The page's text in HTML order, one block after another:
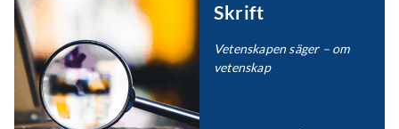
Skrift
Vetenskapen säger – om
vetenskap